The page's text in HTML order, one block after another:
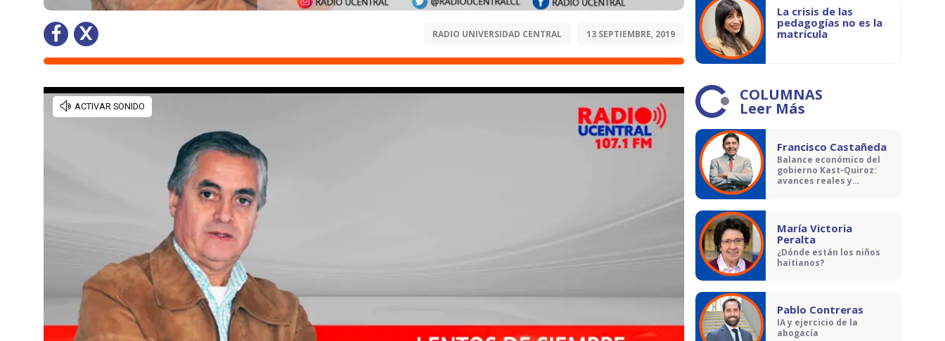
RADIO UNIVERSIDAD CENTRAL 13 SEPTIEMBRE, 2019
La crisis de las
pedagogías no es la
matrícula
COLUMNAS
Leer Más
Francisco Castañeda
Balance económico del
gobierno Kast-Quiroz:
avances reales y
María Victoria
Peralta
¿Dónde están los niños
haitianos?
Pablo Contreras
IA y ejercicio de la
abogacía